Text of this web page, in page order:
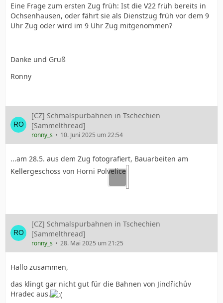
Eine Frage zum ersten Zug früh: Ist die V22 früh bereits in
Ochsenhausen, oder fährt sie als Dienstzug früh vor dem 9
Uhr Zug oder wird im 9 Uhr Zug mitgenommen?
Danke und Gruß
Ronny
[CZ] Schmalspurbahnen in Tschechien
[Sammelthread]
ronny_s 10. Juni 2025 um 22:54
...am 28.5. aus dem Zug fotografiert, Bauarbeiten am
Kellergeschoss von Horni Polvelice
[CZ] Schmalspurbahnen in Tschechien
[Sammelthread]
ronny_s 28. Mai 2025 um 21:25
Hallo zusammen,
das klingt gar nicht gut für die Bahnen von Jindřichův
Hradec aus.